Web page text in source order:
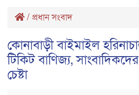
/ প্রধান সংবাদ
কোনাবাড়ী বাইমাইল
টিকিট বাণিজ্য,
চেষ্টা